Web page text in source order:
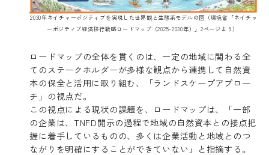
2030年ネイチャーポジティブを実現した世界観と生態系モデルの図（環境省「ネイチャ
ーポジティブ経済移行戦略ロードマップ（2025-2030年）」2ページより）
ロードマップの全体を貫くのは、一定の地域に関わる全
てのステークホルダーが多様な観点から連携して自然資
本の保全と活用に取り組む、「ランドスケープアプロー
チ」の視点だ。
この視点による現状の課題を、ロードマップは、「一部
の企業は、TNFD開示の過程で地域の自然資本との接点把
握に着手しているものの、多くは企業活動と地域とのつ
ながりを明確にすることができていない」と指摘する。